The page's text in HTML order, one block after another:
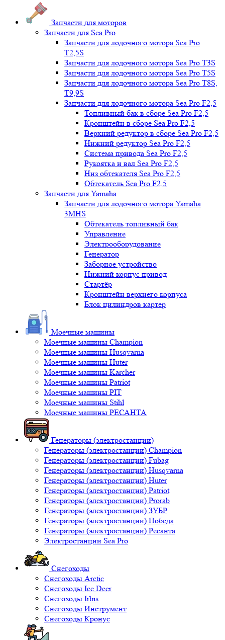
Запчасти для моторов
Запчасти для Sea Pro
Запчасти для лодочного мотора Sea Pro
Т2,5S
Запчасти для лодочного мотора Sea Pro Т3S
Запчасти для лодочного мотора Sea Pro Т5S
Запчасти для лодочного мотора Sea Pro Т8S,
T9,9S
Запчасти для лодочного мотора Sea Pro F2,5
Топливный бак в сборе Sea Pro F2,5
Кронштейн в сборе Sea Pro F2,5
Верхний редуктор в сборе Sea Pro F2,5
Нижний редуктор Sea Pro F2,5
Система привода Sea Pro F2,5
Рукоятка и вал Sea Pro F2,5
Низ обтекателя Sea Pro F2,5
Обтекатель Sea Pro F2,5
Запчасти для Yamaha
Запчасти для лодочного мотора Yamaha
3MHS
Обтекатель топливный бак
Управление
Электрооборудование
Генератор
Заборное устройство
Нижний корпус привод
Стартёр
Кронштейн верхнего корпуса
Блок цилиндров картер
Моечные машины
Моечные машины Champion
Моечные машины Husqvarna
Моечные машины Huter
Моечные машины Karcher
Моечные машины Patriot
Моечные машины PIT
Моечные машины Stihl
Моечные машины РЕСАНТА
Генераторы (электростанции)
Генераторы (электростанции) Champion
Генераторы (электростанции) Fubag
Генераторы (электростанции) Husqvarna
Генераторы (электростанции) Huter
Генераторы (электростанции) Patriot
Генераторы (электростанции) Prorab
Генераторы (электростанции) ЗУБР
Генераторы (электростанции) Победа
Генераторы (электростанции) Ресанта
Электростанции Sea Pro
Снегоходы
Снегоходы Arctic
Снегоходы Ice Deer
Снегоходы Irbis
Снегоходы Инструмент
Снегоходы Кронус